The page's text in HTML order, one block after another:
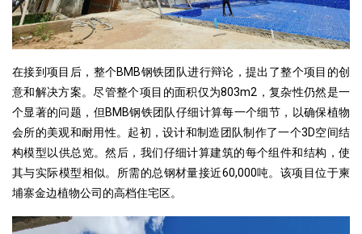
在接到项目后，整个BMB钢铁团队进行辩论，提出了整个项目的创
意和解决方案。尽管整个项目的面积仅为803m2，复杂性仍然是一
个显著的问题，但BMB钢铁团队仔细计算每一个细节，以确保植物
会所的美观和耐用性。起初，设计和制造团队制作了一个3D空间结
构模型以供总览。然后，我们仔细计算建筑的每个组件和结构，使
其与实际模型相似。所需的总钢材量接近60,000吨。该项目位于柬
埔寨金边植物公司的高档住宅区。